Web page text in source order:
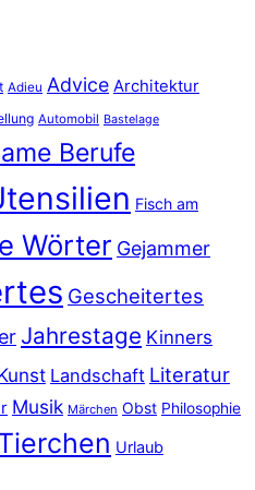
Adieu Advice Architektur
Automobil Bastelage
Berufe
Fisch am
Wörter Gejammer
Gescheitertes
Jahrestage Kinners
Landschaft Literatur
Musik Märchen Obst Philosophie
Urlaub